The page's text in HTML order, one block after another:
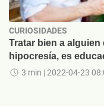
CURIOSIDADES
Tratar bien a
hipocresía, es
3 min | 2022-04-23